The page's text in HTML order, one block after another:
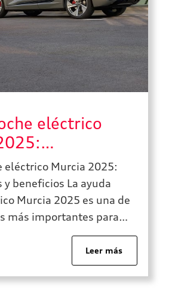
eléctrico
y beneficios
eléctrico Murcia 2025:
y beneficios La ayuda
Murcia 2025 es una de
más importantes para
valorando comprar un
y quieren conocer
incentivos y ventajas
La movilidad
Leer más